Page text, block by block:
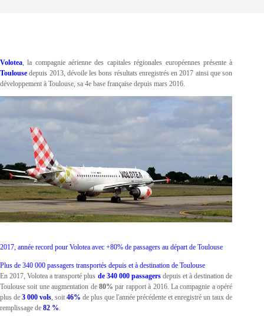
Volotea, la compagnie aérienne des capitales régionales européennes présente à
Toulouse depuis 2013, dévoile les bons résultats enregistrés en 2017 ainsi que son
développement à Toulouse, sa 4e base française depuis mars 2016.
2017, année record pour Volotea avec +80% de passagers au départ de Toulouse
Plus de 340 000 passagers transportés depuis et à destination de Toulouse
En 2017, Volotea a transporté plus de 340 000 passagersdepuis et à destination de
Toulouse soit une augmentation de80% par rapport à 2016. La compagnie a opéré
plus de3 000 vols, soit46% de plus que l'année précédente et enregistré un taux de
remplissage de 82 %.